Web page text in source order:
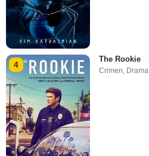
4
The Rookie
Crimen, Drama